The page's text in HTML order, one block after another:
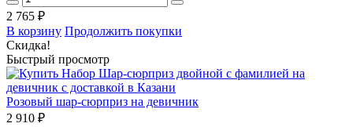
2 765 ₽
В корзину Продолжить покупки
Скидка!
Быстрый просмотр
Розовый шар-сюрприз на девичник
2 910 ₽